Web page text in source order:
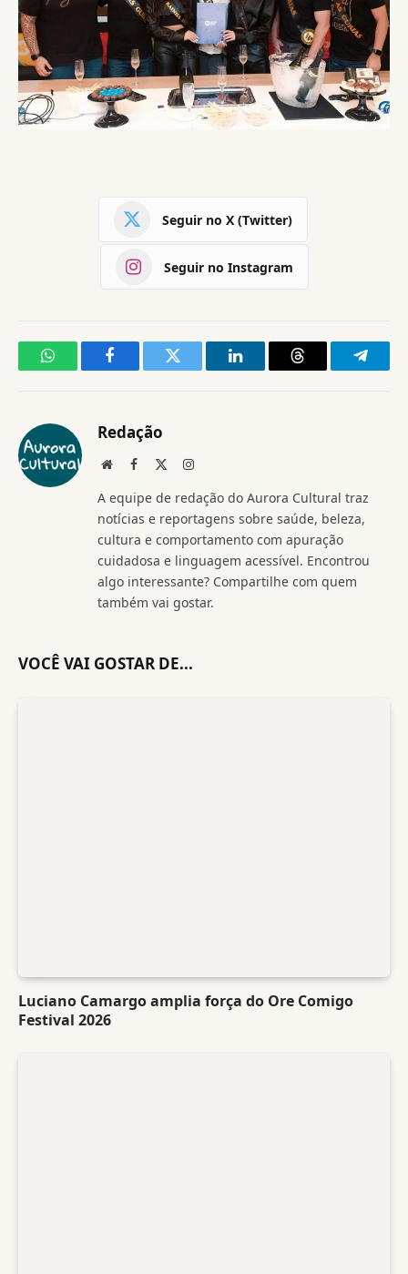
Seguir no X (Twitter)
Seguir no Instagram
WhatsAppFacebookTwitter LinkedInThreads
Redação
WebsiteFacebook Instagram
A equipe de redação do Aurora Cultural traz
notícias e reportagens sobre saúde, beleza,
cultura e comportamento com apuração
cuidadosa e linguagem acessível. Encontrou
algo interessante? Compartilhe com quem
também vai gostar.
VOCÊ VAI GOSTAR DE...
Luciano Camargo amplia força do Ore Comigo
Festival 2026